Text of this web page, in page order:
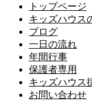
トップページ
キッズハウス
ブログ
一日の流れ
年間行事
保護者専用
キッズハウス
お問い合わせ